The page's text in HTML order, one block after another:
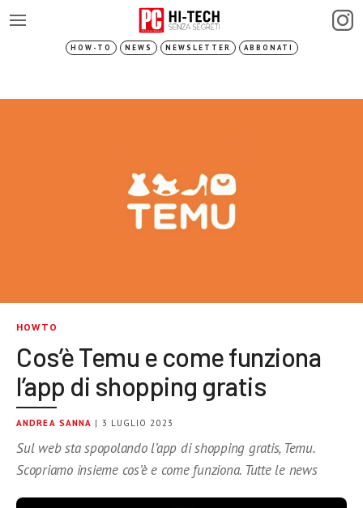
HOW-TO NEWS NEWSLETTER ABBONATI
HOWTO
Cos’è Temu e come funziona
l’app di shopping gratis
ANDREA SANNA | 3 LUGLIO 2023
Sul web sta spopolando l’app di shopping gratis, Temu.
Scopriamo insieme cos’è e come funziona. Tutte le news